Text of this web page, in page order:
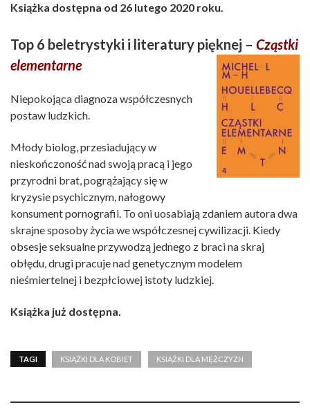
Książka dostępna od 26 lutego 2020 roku.
Top 6 beletrystyki i literatury pięknej – Cząstki
elementarne
Niepokojąca diagnoza współczesnych
postaw ludzkich.
Młody biolog, przesiadujący w
nieskończoność nad swoją pracą i jego
przyrodni brat, pogrążający się w
kryzysie psychicznym, nałogowy
konsument pornografii. To oni uosabiają zdaniem autora dwa
skrajne sposoby życia we współczesnej cywilizacji. Kiedy
obsesje seksualne przywodzą jednego z braci na skraj
obłędu, drugi pracuje nad genetycznym modelem
nieśmiertelnej i bezpłciowej istoty ludzkiej.
Książka już dostępna.
TAGI KSIĄŻKI DLA KOBIET KSIĄŻKI DLA MĘŻCZYZN